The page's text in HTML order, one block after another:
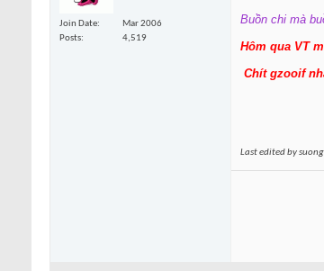
Join Date
Mar 2006
Posts
4,519
Buồn chi mà
Hôm qua VT
Chít gzooif
Last edited by